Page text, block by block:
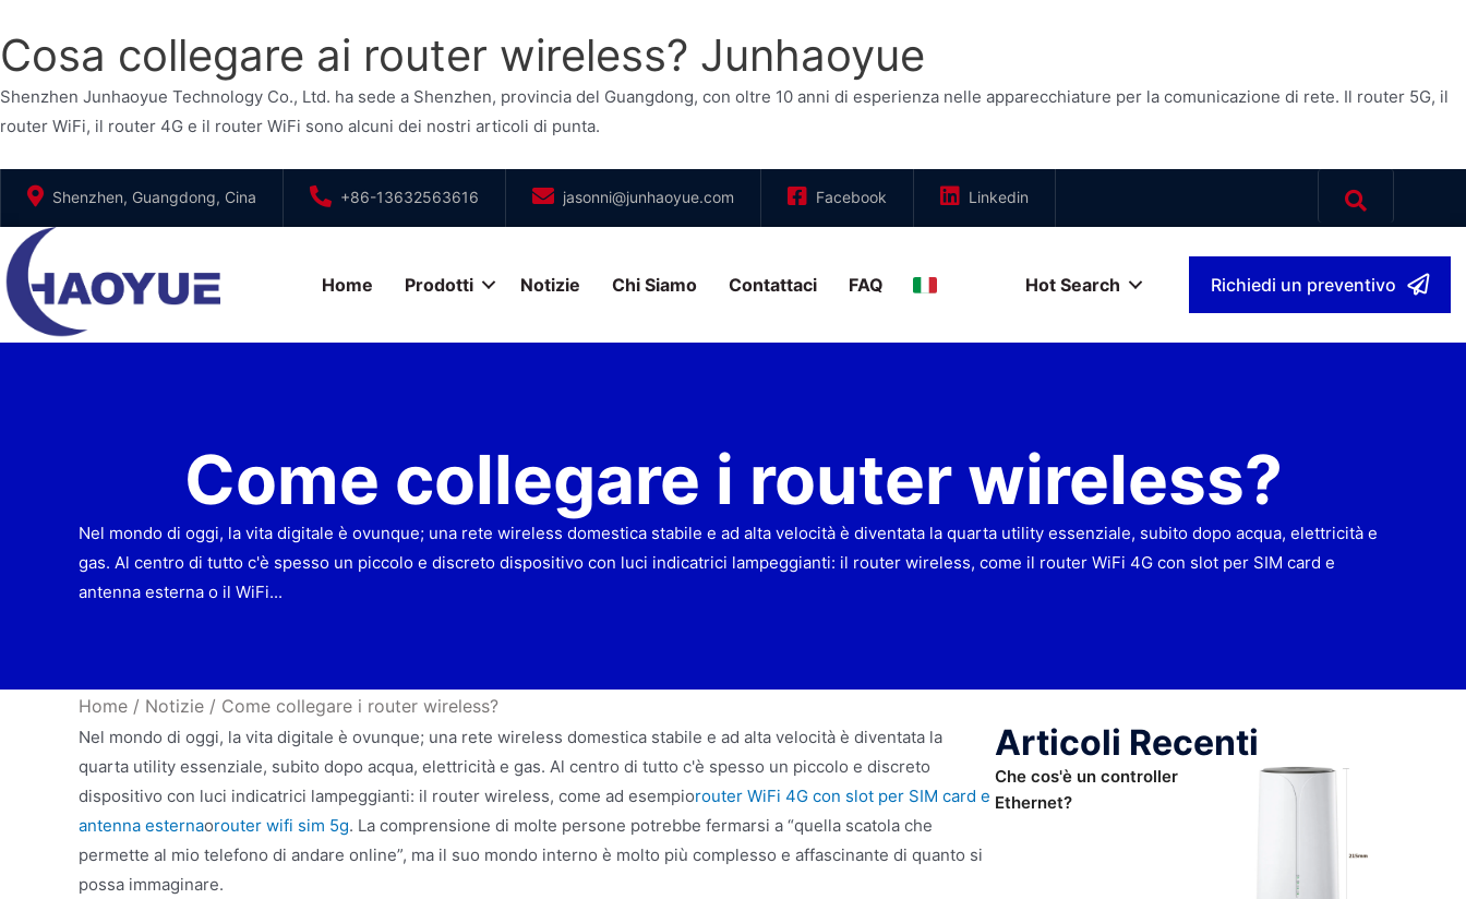
Cosa collegare ai router wireless? Junhaoyue
Shenzhen Junhaoyue Technology Co., Ltd. ha sede a Shenzhen, provincia del Guangdong, con oltre 10 anni di esperienza nelle apparecchiature per la comunicazione di rete. Il router 5G, il
router WiFi, il router 4G e il router WiFi sono alcuni dei nostri articoli di punta.
contenuto
Shenzhen, Guangdong, Cina +86-13632563616 jasonni@junhaoyue.com Facebook Linkedin
Home Prodotti Notizie Chi Siamo Contattaci FAQ Hot Search Richiedi un preventivo
Come collegare i router wireless?
Nel mondo di oggi, la vita digitale è ovunque; una rete wireless domestica stabile e ad alta velocità è diventata la quarta utility essenziale, subito dopo acqua, elettricità e
gas. Al centro di tutto c'è spesso un piccolo e discreto dispositivo con luci indicatrici lampeggianti: il router wireless, come il router WiFi 4G con slot per SIM card e
antenna esterna o il WiFi...
Home / Notizie / Come collegare i router wireless?
Nel mondo di oggi, la vita digitale è ovunque; una rete wireless domestica stabile e ad alta velocità è diventata la
quarta utility essenziale, subito dopo acqua, elettricità e gas. Al centro di tutto c'è spesso un piccolo e discreto
dispositivo con luci indicatrici lampeggianti: il router wireless, come ad esempiorouter WiFi 4G con slot per SIM card e
antenna esternaorouter wifi sim 5g. La comprensione di molte persone potrebbe fermarsi a “quella scatola che
permette al mio telefono di andare online”, ma il suo mondo interno è molto più complesso e affascinante di quanto si
possa immaginare.
Articoli Recenti
Che cos'è un controller
Ethernet?